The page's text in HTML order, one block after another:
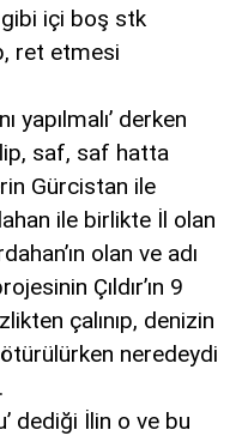
gibi içi boş stk
ret etmesi
yapılmalı’ derken
saf, saf hatta
Gürcistan ile
ile birlikte İl olan
olan ve adı
Çıldır’ın 9
çalınıp, denizin
neredeydi
dediği İlin o ve bu